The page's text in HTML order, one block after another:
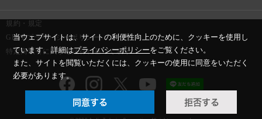
車載製品
半導体レーザー応用製品
株式会社オーディオテクニカ
採用情報
GLOBAL-オーディオテクニカ
audio-technica MIMIO
規約・規定
GDPRプライバシーポリシー
特定商取引に関する法律に基づく表示
当ウェブサイトは、サイトの利便性向上のために、クッキーを使用し
ています。詳細はプライバシーポリシーをご覧ください。
また、サイトを閲覧いただくには、クッキーの使用に同意をいただく
必要があります。
同意する 拒否する